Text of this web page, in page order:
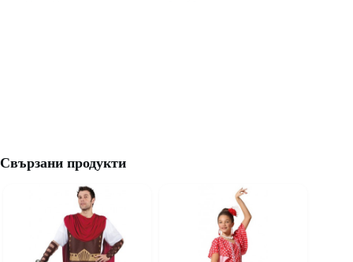
Свързани продукти